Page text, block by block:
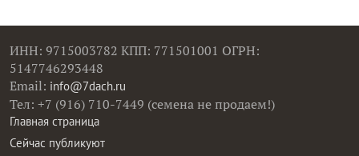
ИНН: 9715003782 КПП: 771501001 ОГРН:
5147746293448
Email: info@7dach.ru
Тел: +7 (916) 710-7449 (семена не продаем!)
Главная страница
Сейчас публикуют